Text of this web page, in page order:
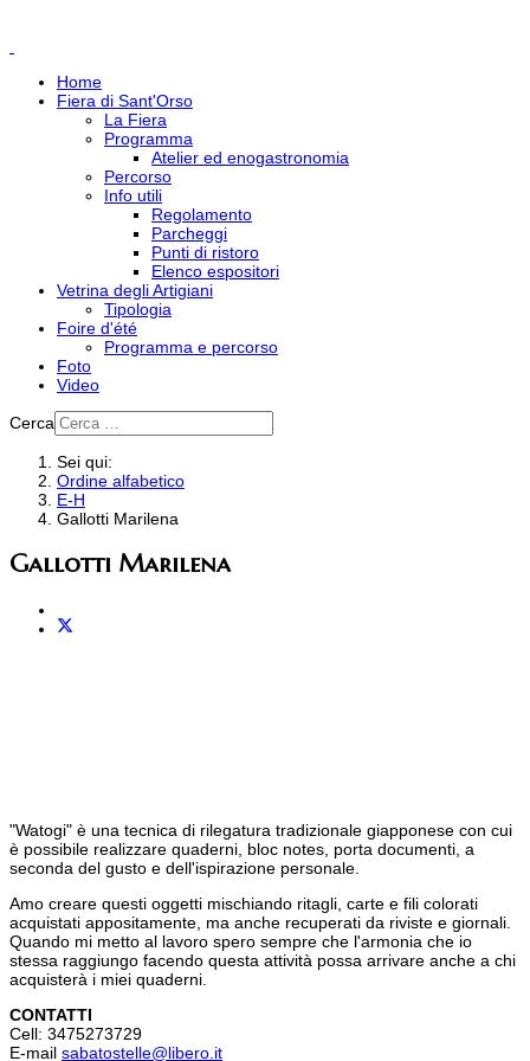
Home
Fiera di Sant'Orso
La Fiera
Programma
Atelier ed enogastronomia
Percorso
Info utili
Regolamento
Parcheggi
Punti di ristoro
Elenco espositori
Vetrina degli Artigiani
Tipologia
Foire d'été
Programma e percorso
Foto
Video
Cerca
Sei qui:
Ordine alfabetico
E-H
Gallotti Marilena
Gallotti Marilena
"Watogi" è una tecnica di rilegatura tradizionale giapponese con cui
è possibile realizzare quaderni, bloc notes, porta documenti, a
seconda del gusto e dell'ispirazione personale.
Amo creare questi oggetti mischiando ritagli, carte e fili colorati
acquistati appositamente, ma anche recuperati da riviste e giornali.
Quando mi metto al lavoro spero sempre che l'armonia che io
stessa raggiungo facendo questa attività possa arrivare anche a chi
acquisterà i miei quaderni.
CONTATTI
Cell: 3475273729
E-mail sabatostelle@libero.it